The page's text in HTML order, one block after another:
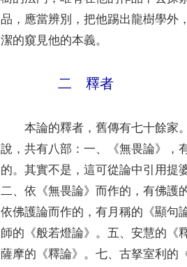
品 ， 應當辨別 ，把他踢出龍樹學外
潔的窺見他的本義。
二 釋者
本論的釋者 ，舊傳有七十餘家
說 ，共有八部 ：一、 《無畏論》 ，
的。其實不是 ，這可從論中引用提
二、依 《無畏論》而作的 ，有佛護
依佛護論而作的 ，有月稱的 《顯句
師的 《般若燈論》 。五、安慧的 《
薩摩的 《釋論》 。七、古拏室利的